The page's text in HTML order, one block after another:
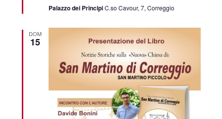
Palazzo dei PrincipiC.so Cavour, 7, Correggio
DOM
15